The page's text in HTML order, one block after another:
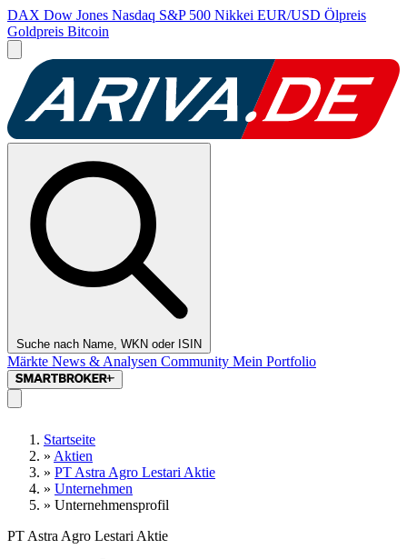
DAX Dow Jones Nasdaq S&P 500 Nikkei EUR/USD Ölpreis
Goldpreis Bitcoin
Suche nach Name, WKN oder ISIN
Märkte News & Analysen Community Mein Portfolio
Startseite
» Aktien
» PT Astra Agro Lestari Aktie
» Unternehmen
» Unternehmensprofil
PT Astra Agro Lestari Aktie